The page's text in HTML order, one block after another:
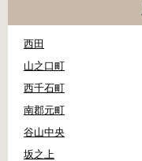
西田
山之口町
西千石町
南郡元町
谷山中央
坂之上